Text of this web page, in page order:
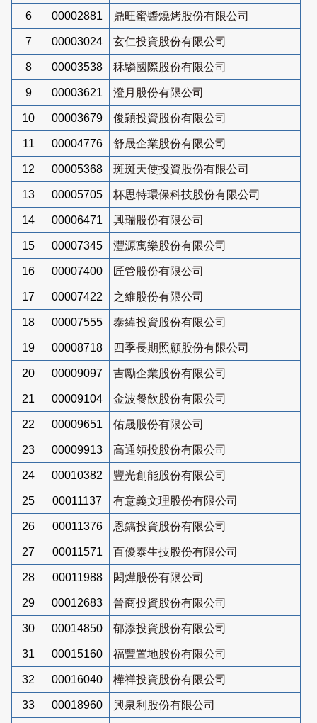
6 00002881 鼎旺蜜醬燒烤股份有限公司
7 00003024 玄仁投資股份有限公司
8 00003538 秝驎國際股份有限公司
9 00003621 澄月股份有限公司
10 00003679 俊穎投資股份有限公司
11 00004776 舒晟企業股份有限公司
12 00005368 斑斑天使投資股份有限公司
13 00005705 杯思特環保科技股份有限公司
14 00006471 興瑞股份有限公司
15 00007345 灃源寓樂股份有限公司
16 00007400 匠管股份有限公司
17 00007422 之維股份有限公司
18 00007555 泰緯投資股份有限公司
19 00008718 四季長期照顧股份有限公司
20 00009097 吉勵企業股份有限公司
21 00009104 金波餐飲股份有限公司
22 00009651 佑晟股份有限公司
23 00009913 高通領投股份有限公司
24 00010382 豐光創能股份有限公司
25 00011137 有意義文理股份有限公司
26 00011376 恩鎬投資股份有限公司
27 00011571 百優泰生技股份有限公司
28 00011988 閎燁股份有限公司
29 00012683 晉商投資股份有限公司
30 00014850 郁添投資股份有限公司
31 00015160 福豐置地股份有限公司
32 00016040 樺祥投資股份有限公司
33 00018960 興泉利股份有限公司